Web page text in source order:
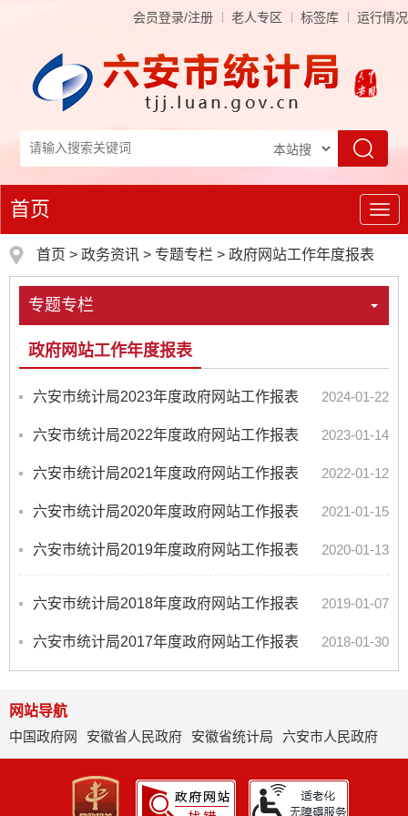
会员登录/注册 老人专区 标签库 运行情况
导
航
首页
首页 > 政务资讯 > 专题专栏 > 政府网站工作年度报表
专题专栏
政府网站工作年度报表
六安市统计局2023年度政府网站工作报表 2024-01-22
六安市统计局2022年度政府网站工作报表 2023-01-14
六安市统计局2021年度政府网站工作报表 2022-01-12
六安市统计局2020年度政府网站工作报表 2021-01-15
六安市统计局2019年度政府网站工作报表 2020-01-13
六安市统计局2018年度政府网站工作报表 2019-01-07
六安市统计局2017年度政府网站工作报表 2018-01-30
网站导航
中国政府网
安徽省人民政府 安徽省统计局 六安市人民政府